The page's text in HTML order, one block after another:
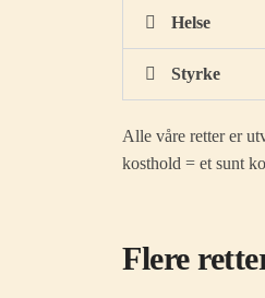
Helse
Styrke
Alle våre retter er
kosthold = et sunt
Flere